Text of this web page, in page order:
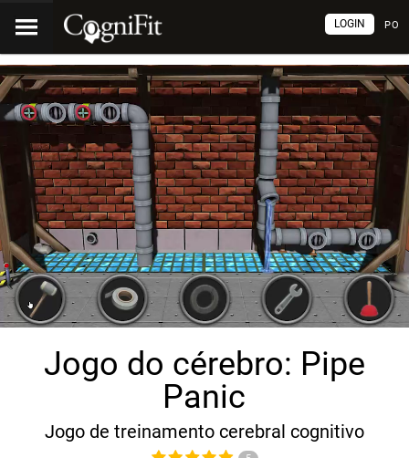
PO
LOGIN
Jogo do cérebro: Pipe
Panic
Jogo de treinamento cerebral cognitivo